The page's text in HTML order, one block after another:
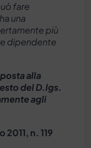
fare
una
più
dipendente
alla
del D.lgs.
agli
n. 119